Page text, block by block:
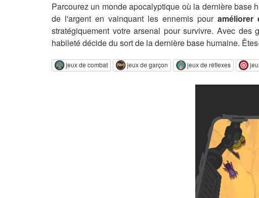
Parcourez un monde apocalyptique où la dernière base
de l'argent en vainquant les ennemis pouraméliorer
stratégiquement votre arsenal pour survivre. Avec des
habileté décide du sort de la dernière base humaine.
jeux de combat jeux de garçon jeux de réflexes